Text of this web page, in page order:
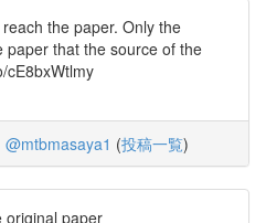
the paper. Only the
paper that the source of the
cE8bxWtlmy
@mtbmasaya1 (投稿一覧)
original paper